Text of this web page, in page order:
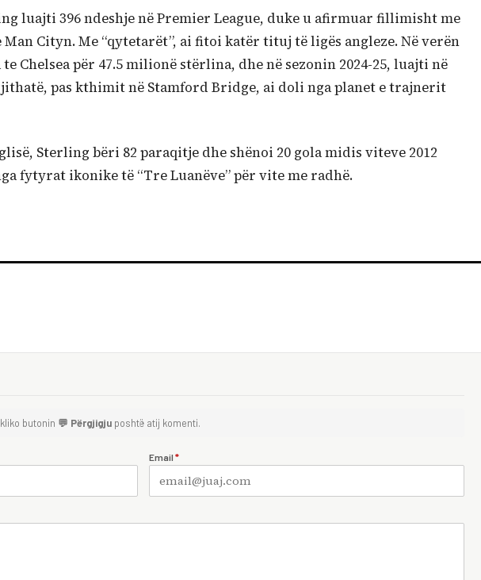
luajti 396 ndeshje në Premier League, duke u afirmuar fillimisht me
Cityn. Me “qytetarët”, ai fitoi katër tituj të ligës angleze. Në verën
Chelsea për 47.5 milionë stërlina, dhe në sezonin 2024-25, luajti në
pas kthimit në Stamford Bridge, ai doli nga planet e trajnerit
Sterling bëri 82 paraqitje dhe shënoi 20 gola midis viteve 2012
fytyrat ikonike të “Tre Luanëve” për vite me radhë.
butonin 💬 Përgjigju poshtë atij komenti.
Email *